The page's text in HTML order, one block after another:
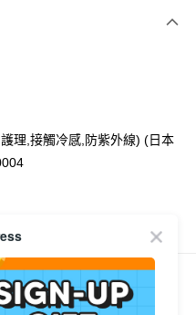
免運費
理,接觸冷感,防紫外線) (日本
薦